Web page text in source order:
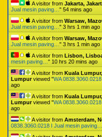
A visitor from Jakarta,
Jual mesin paving… " 54 mins ago
A visitor from Warsaw,
Jual mesin paving… " 3 hrs 1 min ago
A visitor from Warsaw,
Jual mesin paving… " 3 hrs 1 min ago
A visitor from Lisbon,
mesin paving… " 10 hrs 20 mins ago
A visitor from Kuala
Lumpurviewed "WA
ago
A visitor from Kuala
Lumpurviewed "WA
ago
A visitor from Amsterdam,
0838.3060.0218 I Jual mesin paving…